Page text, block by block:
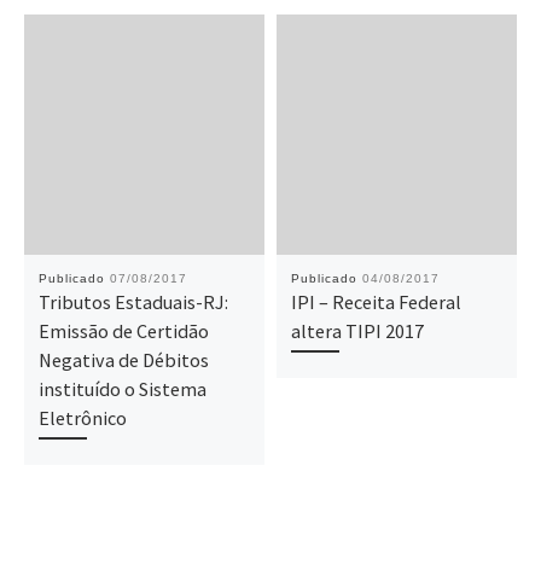
Publicado 07/08/2017
Tributos Estaduais-RJ:
Emissão de Certidão
Negativa de Débitos
instituído o Sistema
Eletrônico
Publicado 04/08/2017
IPI – Receita Federal
altera TIPI 2017